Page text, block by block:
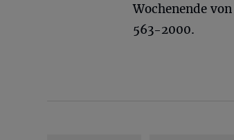
Wochenende
563-2000.